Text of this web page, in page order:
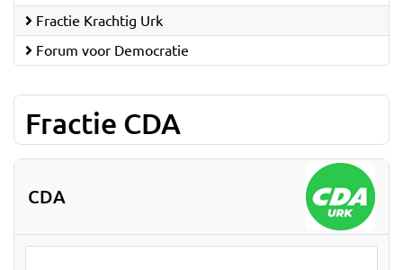
Fractie Krachtig Urk
Forum voor Democratie
Fractie CDA
CDA